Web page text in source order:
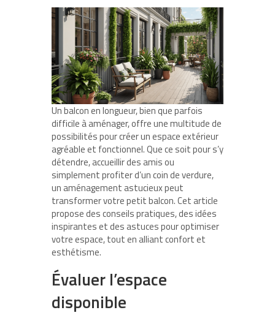
Un balcon en longueur, bien que parfois
difficile à aménager, offre une multitude de
possibilités pour créer un espace extérieur
agréable et fonctionnel. Que ce soit pour s’y
détendre, accueillir des amis ou
simplement profiter d’un coin de verdure,
un aménagement astucieux peut
transformer votre petit balcon. Cet article
propose des conseils pratiques, des idées
inspirantes et des astuces pour optimiser
votre espace, tout en alliant confort et
esthétisme.
Évaluer l’espace
disponible